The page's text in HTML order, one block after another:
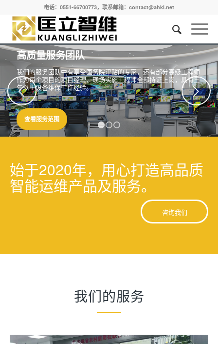
电话：0551-66700773，联系邮箱：contact@ahkl.net
高质量服务团队
我们的服务团队中有享受国务院津贴的专家，还有部分高级工程师
作为每个项目的项目经理，现场实施工程师全部持证上岗，具有三
年以上设备维保工作经验。
查看服务范围
下一页
始于2020年，用心打造高品质
智能运维产品及服务。
咨询我们
我们的服务